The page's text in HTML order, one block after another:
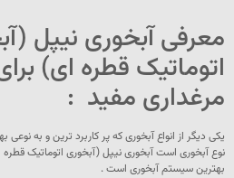
معرفی آبخوری نیپل
اتوماتیک قطره ای)
مرغداری مفید :
یکی دیگر از انواع آبخوری که پر کاربرد ترین و به
نوع آبخوری است آبخوری نیپل (آبخوری اتوماتیک
بهترین سیستم آبخوری است .